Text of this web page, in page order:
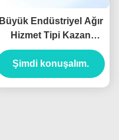
Büyük Endüstriyel Ağır
Hizmet Tipi Kazan
Otomatik Su
Yumuşatıcıları 20T
Kapasiteli
Şimdi konuşalım.